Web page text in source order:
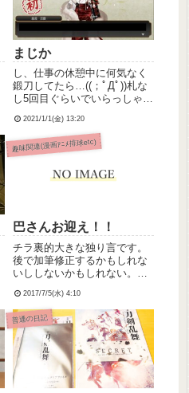
まじか
し、仕事の休憩中に何気なく
鍛刀してたら…((；ﾟДﾟ))札な
し5回目ぐらいでいらっしゃい
使い果たしたのでは…？
2021/1/1(金) 13:20
趣味関連(漫画ｱﾆﾒ排球etc)
巴さんお迎え！！
チラ裏的大きな独り言です。
後で加筆修正するかもしれな
いししないかもしれない。こ
いろあって楽しい。日曜…
NHKシブヤノオト月曜…活撃
配信きょう…ファミマキャン
ペーン開始、貞ちゃん極実
装、巴形薙刀期間限定鍛刀ま
ずシブヤ...
2017/7/5(水) 4:10
普通の日記